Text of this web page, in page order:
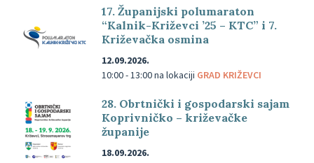
17. Županijski polumaraton
“Kalnik-Križevci ’25 – KTC” i 7.
Križevačka osmina
12.09.2026.
10:00 - 13:00na lokaciji GRAD KRIŽEVCI
28. Obrtnički i gospodarski sajam
Koprivničko – križevačke
županije
18.09.2026.